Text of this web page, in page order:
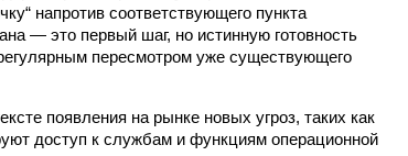
напротив соответствующего пункта
— это первый шаг, но истинную готовность
пересмотром уже существующего
появления на рынке новых угроз, таких как
доступ к службам и функциям операционной